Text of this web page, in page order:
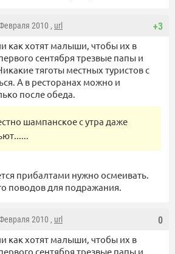
+3
2010 , url
как хотят малыши, чтобы их в
сентября трезвые папы и
тяготы местных туристов с
А в ресторанах можно и
после обеда.
шампанское с утра даже
прибалтами нужно осмеивать.
поводов для подражания.
0
2010 , url
как хотят малыши, чтобы их в
сентября трезвые папы и